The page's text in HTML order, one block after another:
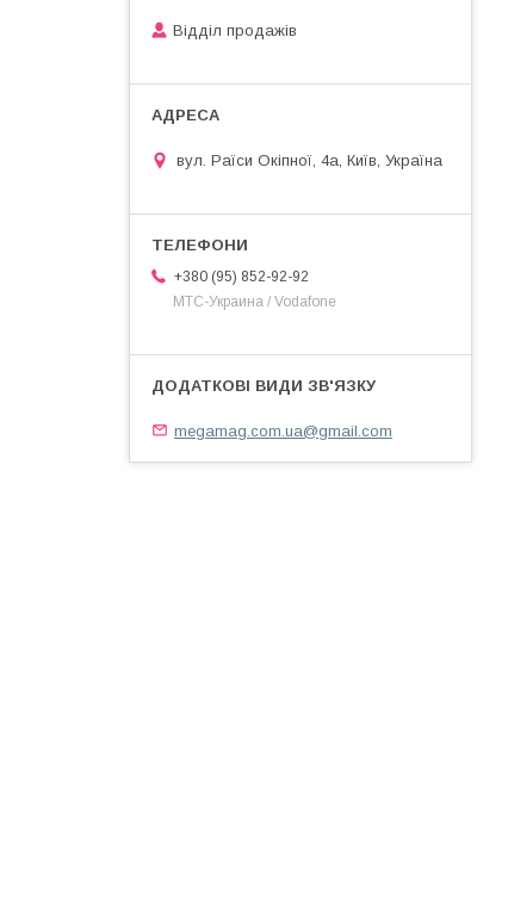
Відділ продажів
вул. Раїси Окіпної, 4а, Київ, Україна
+380 (95) 852-92-92
МТС-Украина / Vodafone
megamag.com.ua@gmail.com